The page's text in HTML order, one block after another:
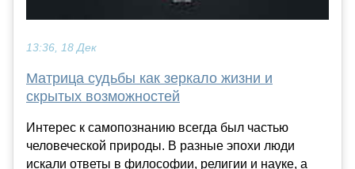
13:36, 18 Дек
Матрица судьбы как зеркало жизни и
скрытых возможностей
Интерес к самопознанию всегда был частью
человеческой природы. В разные эпохи люди
искали ответы в философии, религии и науке, а